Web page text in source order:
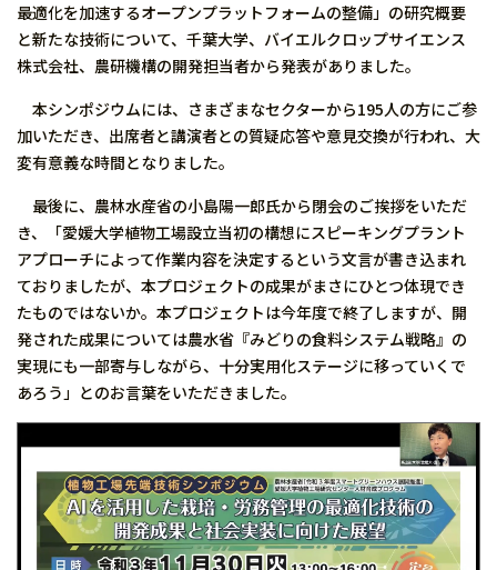
最適化を加速するオープンプラットフォームの整備」の研究概要
と新たな技術について、千葉大学、バイエルクロップサイエンス
株式会社、農研機構の開発担当者から発表がありました。
本シンポジウムには、さまざまなセクターから195人の方にご参
加いただき、出席者と講演者との質疑応答や意見交換が行われ、大
変有意義な時間となりました。
最後に、農林水産省の小島陽一郎氏から閉会のご挨拶をいただ
き、「愛媛大学植物工場設立当初の構想にスピーキングプラント
アプローチによって作業内容を決定するという文言が書き込まれ
ておりましたが、本プロジェクトの成果がまさにひとつ体現でき
たものではないか。本プロジェクトは今年度で終了しますが、開
発された成果については農水省『みどりの食料システム戦略』の
実現にも一部寄与しながら、十分実用化ステージに移っていくで
あろう」とのお言葉をいただきました。